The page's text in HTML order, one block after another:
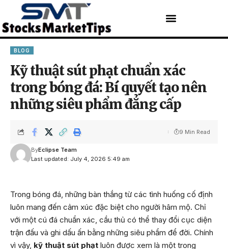
BLOG
Kỹ thuật sút phạt chuẩn xác
trong bóng đá: Bí quyết tạo nên
những siêu phẩm đẳng cấp
Last updated: July 4, 2026 5:49 am
ByEclipse Team
9 Min Read
Trong bóng đá, những bàn thắng từ các tình huống cố định
luôn mang đến cảm xúc đặc biệt cho người hâm mộ. Chỉ
với một cú đá chuẩn xác, cầu thủ có thể thay đổi cục diện
trận đấu và ghi dấu ấn bằng những siêu phẩm để đời. Chính
vì vậy, kỹ thuật sút phạt luôn được xem là một trong